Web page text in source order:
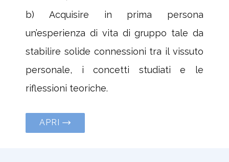
b) Acquisire in prima persona
un’esperienza di vita di gruppo tale da
stabilire solide connessioni tra il vissuto
personale, i concetti studiati e le
riflessioni teoriche.
APRI